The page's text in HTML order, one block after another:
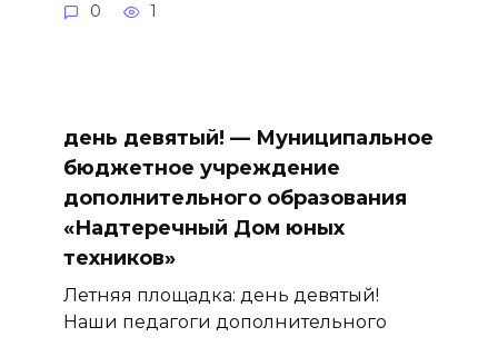
0 1
день девятый! — Муниципальное
бюджетное учреждение
дополнительного образования
«Надтеречный Дом юных
техников»
Летняя площадка: день девятый!
Наши педагоги дополнительного